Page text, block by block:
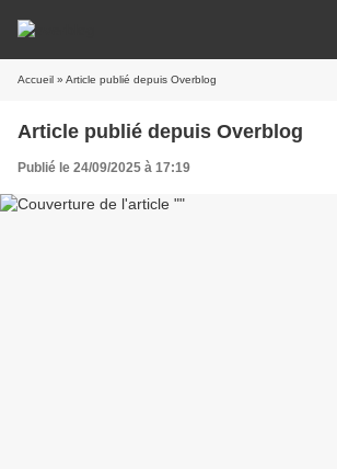
Accueil » Article publié depuis Overblog
Article publié depuis Overblog
Publié le 24/09/2025 à 17:19